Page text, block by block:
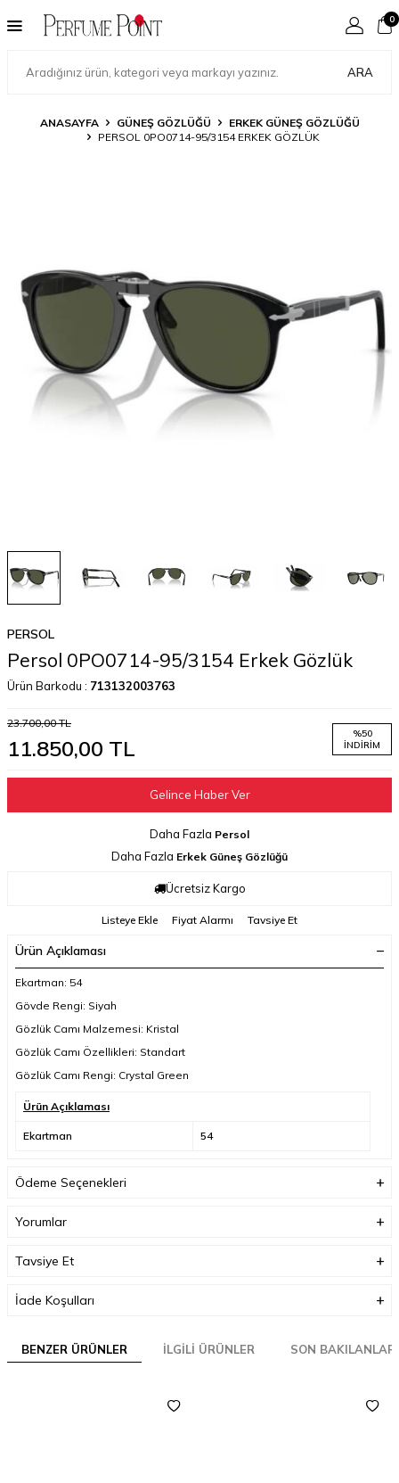
ARA
0
ANASAYFA GÜNEŞ GÖZLÜĞÜ
ERKEK GÜNEŞ GÖZLÜĞÜ
PERSOL 0PO0714-95/3154 ERKEK GÖZLÜK
PERSOL
Persol 0PO0714-95/3154 Erkek Gözlük
Ürün Barkodu : 713132003763
23.700,00TL
11.850,00 TL
%50
İNDIRIM
Gelince Haber Ver
Daha Fazla Persol
Daha Fazla Erkek Güneş Gözlüğü
Ücretsiz Kargo
Listeye Ekle Fiyat Alarmı Tavsiye Et
Ürün Açıklaması
Ekartman: 54
Gövde Rengi: Siyah
Gözlük Camı Malzemesi: Kristal
Gözlük Camı Özellikleri: Standart
Gözlük Camı Rengi: Crystal Green
Ürün Açıklaması
Ekartman 54
Ödeme Seçenekleri
Yorumlar
Tavsiye Et
İade Koşulları
BENZER ÜRÜNLER İLGILI ÜRÜNLER SON BAKILANLAR